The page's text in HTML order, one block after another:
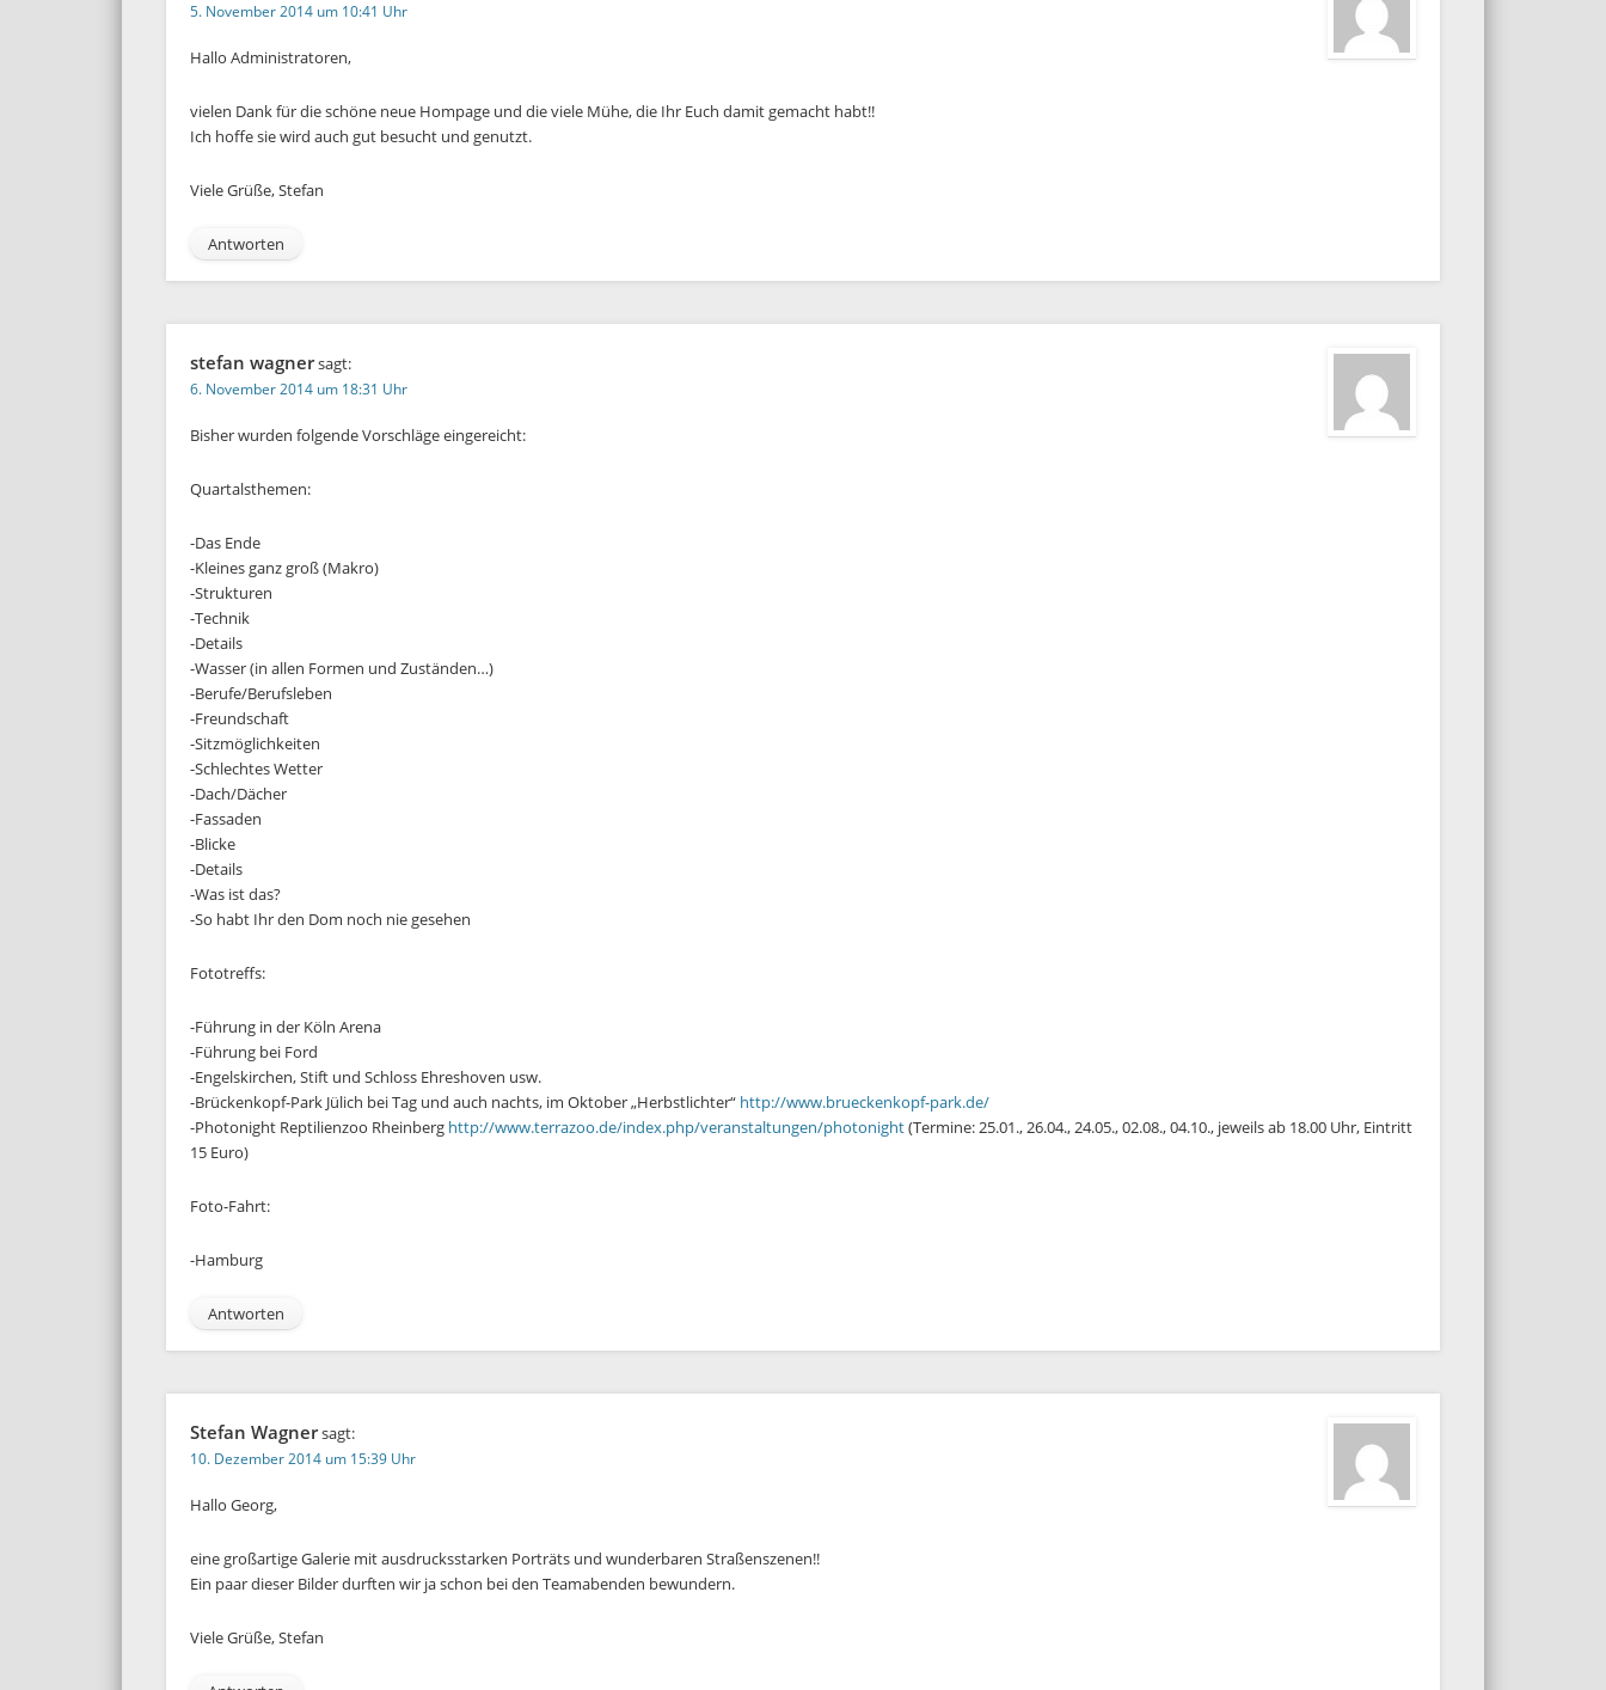
5. November 2014 um 10:41 Uhr
Hallo Administratoren,
vielen Dank für die schöne neue Hompage und die viele Mühe, die Ihr Euch damit gemacht habt!!
Ich hoffe sie wird auch gut besucht und genutzt.
Viele Grüße, Stefan
Antworten
stefan wagnersagt:
6. November 2014 um 18:31 Uhr
Bisher wurden folgende Vorschläge eingereicht:
Quartalsthemen:
-Das Ende
-Kleines ganz groß (Makro)
-Strukturen
-Technik
-Details
-Wasser (in allen Formen und Zuständen…)
-Berufe/Berufsleben
-Freundschaft
-Sitzmöglichkeiten
-Schlechtes Wetter
-Dach/Dächer
-Fassaden
-Blicke
-Details
-Was ist das?
-So habt Ihr den Dom noch nie gesehen
Fototreffs:
-Führung in der Köln Arena
-Führung bei Ford
-Engelskirchen, Stift und Schloss Ehreshoven usw.
-Brückenkopf-Park Jülich bei Tag und auch nachts, im Oktober „Herbstlichter“ http://www.brueckenkopf-park.de/
-Photonight Reptilienzoo Rheinberg http://www.terrazoo.de/index.php/veranstaltungen/photonight(Termine: 25.01., 26.04., 24.05., 02.08., 04.10., jeweils ab 18.00 Uhr, Eintritt
15 Euro)
Foto-Fahrt:
-Hamburg
Antworten
Stefan Wagnersagt:
10. Dezember 2014 um 15:39 Uhr
Hallo Georg,
eine großartige Galerie mit ausdrucksstarken Porträts und wunderbaren Straßenszenen!!
Ein paar dieser Bilder durften wir ja schon bei den Teamabenden bewundern.
Viele Grüße, Stefan